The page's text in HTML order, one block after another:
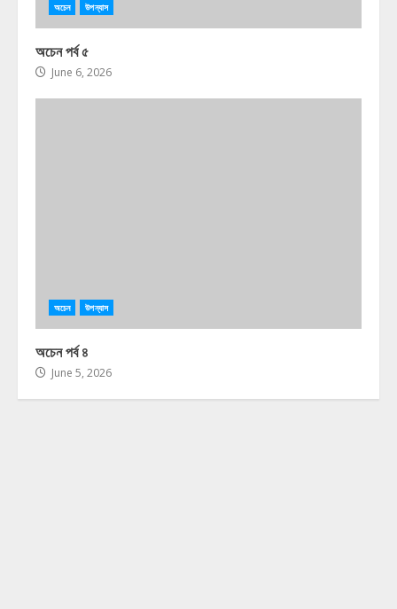
অচেন উপন্যাস
অচেন পর্ব ৫
June 6, 2026
অচেন উপন্যাস
অচেন পর্ব ৪
June 5, 2026